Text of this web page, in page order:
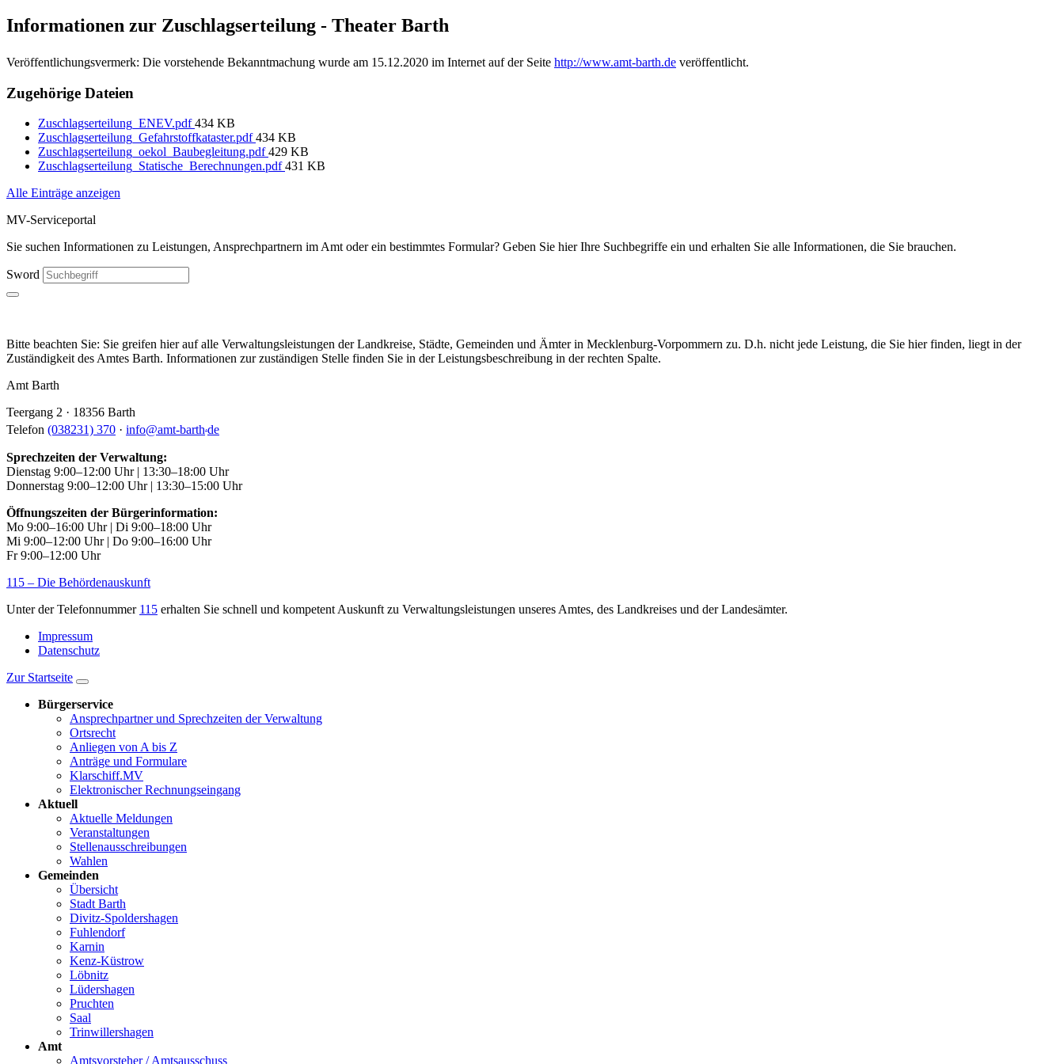
Informationen zur Zuschlagserteilung - Theater Barth
Veröffentlichungsvermerk: Die vorstehende Bekanntmachung wurde am 15.12.2020 im Internet auf der Seite http://www.amt-barth.de veröffentlicht.
Zugehörige Dateien
Zuschlagserteilung_ENEV.pdf434 KB
Zuschlagserteilung_Gefahrstoffkataster.pdf434 KB
Zuschlagserteilung_oekol_Baubegleitung.pdf429 KB
Zuschlagserteilung_Statische_Berechnungen.pdf431 KB
Alle Einträge anzeigen
MV-Serviceportal
Sie suchen Informationen zu Leistungen, Ansprechpartnern im Amt oder ein bestimmtes Formular? Geben Sie hier Ihre Suchbegriffe ein und erhalten Sie alle Informationen, die Sie brauchen.
Sword
Bitte beachten Sie: Sie greifen hier auf alle Verwaltungsleistungen der Landkreise, Städte, Gemeinden und Ämter in Mecklenburg-Vorpommern zu. D.h. nicht jede Leistung, die Sie hier finden, liegt in der
Zuständigkeit des Amtes Barth. Informationen zur zuständigen Stelle finden Sie in der Leistungsbeschreibung in der rechten Spalte.
Amt Barth
Teergang 2 · 18356 Barth
Telefon (038231) 370 · info@amt-barthde
Sprechzeiten der Verwaltung:
Dienstag 9:00–12:00 Uhr | 13:30–18:00 Uhr
Donnerstag 9:00–12:00 Uhr | 13:30–15:00 Uhr
Öffnungszeiten der Bürgerinformation:
Mo 9:00–16:00 Uhr | Di 9:00–18:00 Uhr
Mi 9:00–12:00 Uhr | Do 9:00–16:00 Uhr
Fr 9:00–12:00 Uhr
115 – Die Behördenauskunft
Unter der Telefonnummer 115 erhalten Sie schnell und kompetent Auskunft zu Verwaltungsleistungen unseres Amtes, des Landkreises und der Landesämter.
Impressum
Datenschutz
Zur Startseite
Bürgerservice
Ansprechpartner und Sprechzeiten der Verwaltung
Ortsrecht
Anliegen von A bis Z
Anträge und Formulare
Klarschiff.MV
Elektronischer Rechnungseingang
Aktuell
Aktuelle Meldungen
Veranstaltungen
Stellenausschreibungen
Wahlen
Gemeinden
Übersicht
Stadt Barth
Divitz-Spoldershagen
Fuhlendorf
Karnin
Kenz-Küstrow
Löbnitz
Lüdershagen
Pruchten
Saal
Trinwillershagen
Amt
Amtsvorsteher / Amtsausschuss